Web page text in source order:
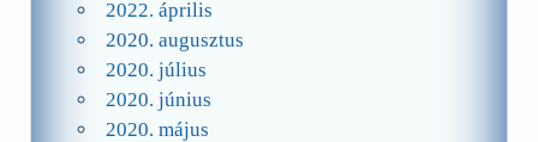
2022. április
2020. augusztus
2020. július
2020. június
2020. május